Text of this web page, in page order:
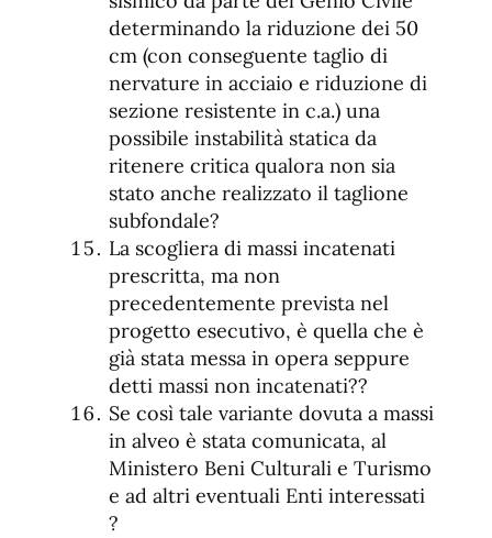
determinando la riduzione dei 50
cm (con conseguente taglio di
nervature in acciaio e riduzione di
sezione resistente in c.a.) una
possibile instabilità statica da
ritenere critica qualora non sia
stato anche realizzato il taglione
subfondale?
La scogliera di massi incatenati
prescritta, ma non
precedentemente prevista nel
progetto esecutivo, è quella che è
già stata messa in opera seppure
detti massi non incatenati??
Se così tale variante dovuta a massi
in alveo è stata comunicata, al
Ministero Beni Culturali e Turismo
e ad altri eventuali Enti interessati
?